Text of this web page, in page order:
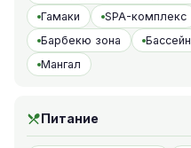
Гамаки
SPA-комплекс
Барбекю зона
Бассейн
Мангал
Питание